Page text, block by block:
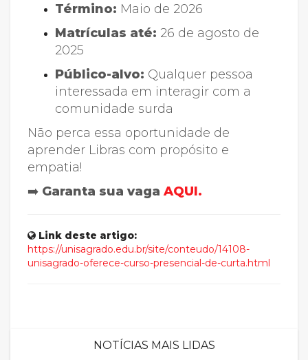
Término: Maio de 2026
Matrículas até: 26 de agosto de
2025
Público-alvo: Qualquer pessoa
interessada em interagir com a
comunidade surda
Não perca essa oportunidade de
aprender Libras com propósito e
empatia!
➡️ Garanta sua vaga AQUI.
Link deste artigo:
https://unisagrado.edu.br/site/conteudo/14108-
unisagrado-oferece-curso-presencial-de-curta.html
NOTÍCIAS MAIS LIDAS